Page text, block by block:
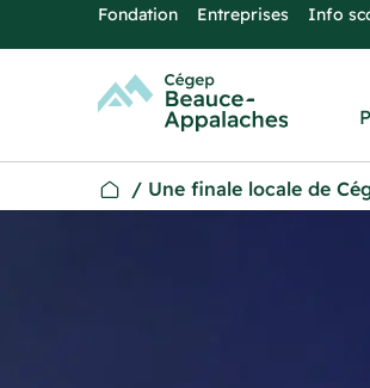
Fondation Entreprises Info
/ Une finale locale de